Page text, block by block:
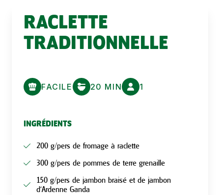
RACLETTE
TRADITIONNELLE
FACILE 20 MIN 1
INGRÉDIENTS
200 g/pers de fromage à raclette
300 g/pers de pommes de terre grenaille
150 g/pers de jambon braisé et de jambon
d’Ardenne Ganda